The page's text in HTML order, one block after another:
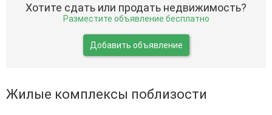
Хотите сдать или продать недвижимость?
Разместите объявление бесплатно
Добавить объявление
Жилые комплексы поблизости